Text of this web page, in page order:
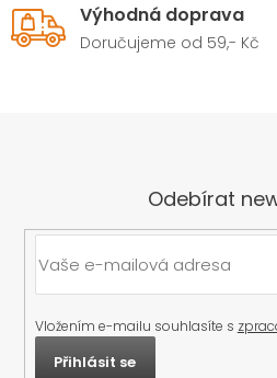
Výhodná doprava
Doručujeme od 59,- Kč
Odebírat
Vložením e-mailu souhlasíte s
Přihlásit se